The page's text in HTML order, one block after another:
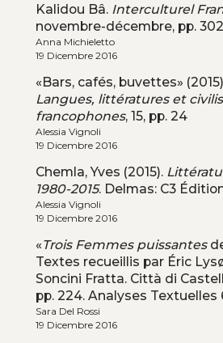
Kalidou Bâ. Interculturel
novembre-décembre, pp. 302
Anna Michieletto
19 Dicembre 2016
«Bars, cafés, buvettes»
Langues, littératures et
francophones, 15, pp. 24
Alessia Vignoli
19 Dicembre 2016
Chemla, Yves (2015).
1980-2015. Delmas: C3
Alessia Vignoli
19 Dicembre 2016
«Trois Femmes puissantes
Textes recueillis par Éric
Soncini Fratta. Città di
pp. 224. Analyses Textuelles
Sara Del Rossi
19 Dicembre 2016